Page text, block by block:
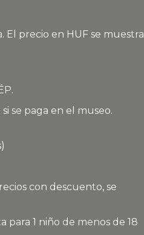
El precio en HUF se muestra
se paga en el museo.
con descuento, se
para 1 niño de menos de 18